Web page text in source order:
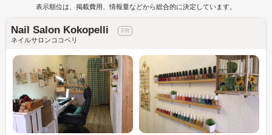
表示順位は、掲載費用、情報量などから総合的に決定しています。
Nail Salon Kokopelli
ネイルサロンココペリ